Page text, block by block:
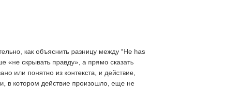
как объяснить разницу между “He has
«не скрывать правду», а прямо сказать
или понятно из контекста, и действие,
в котором действие произошло, еще не